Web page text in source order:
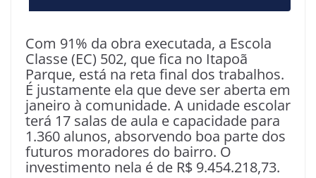
Com 91% da obra executada, a Escola
Classe (EC) 502, que fica no Itapoã
Parque, está na reta final dos trabalhos.
É justamente ela que deve ser aberta em
janeiro à comunidade. A unidade escolar
terá 17 salas de aula e capacidade para
1.360 alunos, absorvendo boa parte dos
futuros moradores do bairro. O
investimento nela é de R$ 9.454.218,73.